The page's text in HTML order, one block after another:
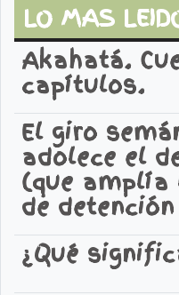
LO MAS
Akahatá.
capítulos.
El giro
adolece el
(que
de
¿Qué